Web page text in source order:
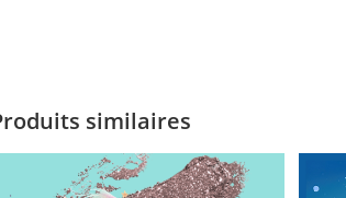
similaires